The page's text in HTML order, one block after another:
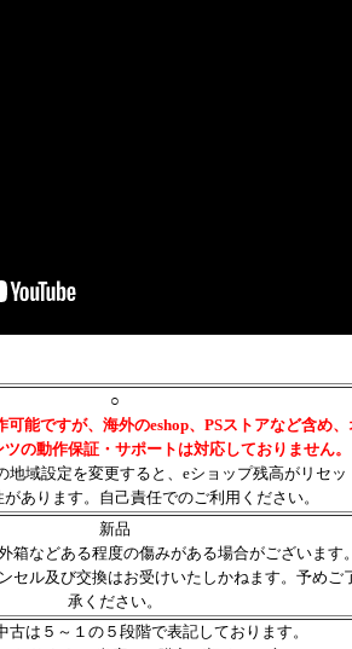
○
能ですが、海外のeshop、PSストアなど含め、
の動作保証・サポートは対応しておりません。
域設定を変更すると、eショップ残高がリセッ
あります。自己責任でのご利用ください。
新品
箱などある程度の傷みがある場合がございます
セル及び交換はお受けいたしかねます。予めご
承ください。
は５～１の５段階で表記しております。